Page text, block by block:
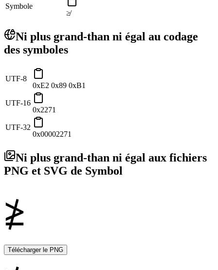
Symbole
≱
Ni plus grand-than ni égal au codage
des symboles
UTF-8
0xE2 0x89 0xB1
UTF-16
0x2271
UTF-32
0x00002271
Ni plus grand-than ni égal aux fichiers
PNG et SVG de Symbol
Télécharger le PNG